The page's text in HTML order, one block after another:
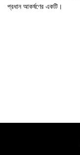
প্রধান আকর্ষণের একটি।